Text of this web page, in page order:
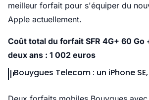
meilleur forfait pour s'équiper du
Apple actuellement.
Coût total du forfait SFR 4G+ 60 Go
deux ans : 1 002 euros
Bouygues Telecom : un iPhone